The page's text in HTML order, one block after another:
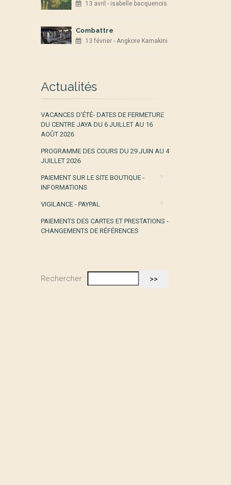
13 avril - isabelle bacquenois
Combattre
13 février - Angkore Kamakini
Actualités
VACANCES D’ÉTÉ- DATES DE FERMETURE
DU CENTRE JAYA DU 6 JUILLET AU 16
AOÛT 2026
PROGRAMME DES COURS DU 29 JUIN AU 4
JUILLET 2026
PAIEMENT SUR LE SITE BOUTIQUE -
INFORMATIONS
VIGILANCE - PAYPAL
PAIEMENTS DES CARTES ET PRESTATIONS -
CHANGEMENTS DE RÉFÉRENCES
Rechercher :